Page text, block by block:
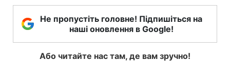
Не пропустіть головне! Підпишіться на
наші оновлення в Google!
Або читайте нас там, де вам зручно!